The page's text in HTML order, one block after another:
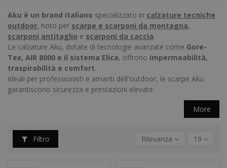
Aku è un brand italiano specializzato in calzature tecniche
outdoor, noto per scarpe e scarponi da montagna,
scarponi antitaglio e scarponi da caccia.
Le calzature Aku, dotate di tecnologie avanzate come Gore-
Tex, AIR 8000 e il sistema Elica, offrono impermeabilità,
traspirabilità e comfort.
Ideali per professionisti e amanti dell'outdoor, le scarpe Aku
garantiscono sicurezza e prestazioni elevate.
More
Filtro Rilevanza 19